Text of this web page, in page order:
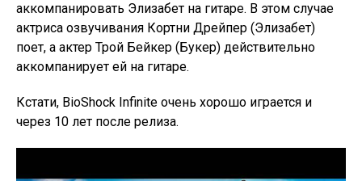
аккомпанировать Элизабет на гитаре. В этом случае
актриса озвучивания Кортни Дрейпер (Элизабет)
поет, а актер Трой Бейкер (Букер) действительно
аккомпанирует ей на гитаре.
Кстати, BioShock Infinite очень хорошо играется и
через 10 лет после релиза.